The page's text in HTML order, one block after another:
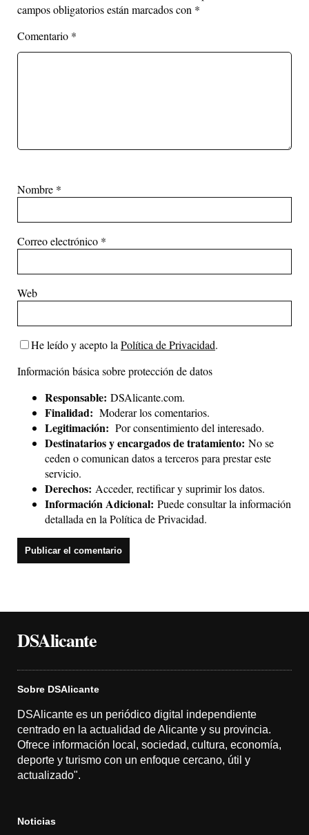
campos obligatorios están marcados con *
Comentario *
Nombre *
Correo electrónico *
Web
He leído y acepto la Política de Privacidad.
Información básica sobre protección de datos
Responsable: DSAlicante.com.
Finalidad: Moderar los comentarios.
Legitimación: Por consentimiento del interesado.
Destinatarios y encargados de tratamiento: No se
ceden o comunican datos a terceros para prestar este
servicio.
Derechos: Acceder, rectificar y suprimir los datos.
Información Adicional: Puede consultar la información
detallada en la Política de Privacidad.
DSAlicante
Sobre DSAlicante
DSAlicante es un periódico digital independiente
centrado en la actualidad de Alicante y su provincia.
Ofrece información local, sociedad, cultura, economía,
deporte y turismo con un enfoque cercano, útil y
actualizado".
Noticias